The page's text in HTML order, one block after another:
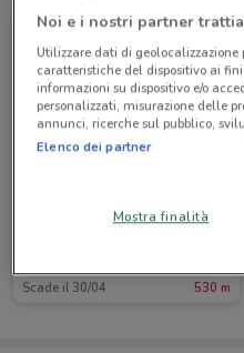
Scade il 30/04 530 m
Noi e i nostri partner
Utilizzare dati di
caratteristiche del dispositivo ai
informazioni su dispositivo e/o
personalizzati, misurazione delle
annunci, ricerche sul pubblico,
Elenco dei partner
Mostra finalità